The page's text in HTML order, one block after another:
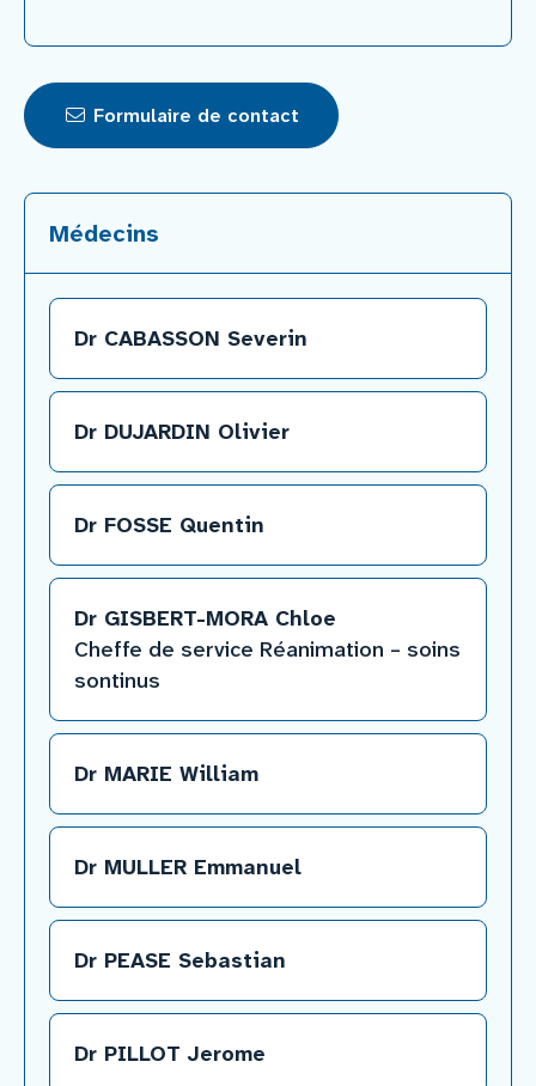
Formulaire de contact
Médecins
Dr CABASSON Severin
Dr DUJARDIN Olivier
Dr FOSSE Quentin
Dr GISBERT-MORA Chloe
Cheffe de service Réanimation – soins
sontinus
Dr MARIE William
Dr MULLER Emmanuel
Dr PEASE Sebastian
Dr PILLOT Jerome